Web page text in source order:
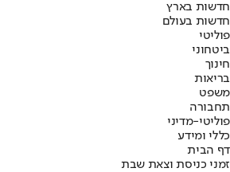
חדשות בארץ
חדשות בעולם
פוליטי
ביטחוני
חינוך
בריאות
משפט
תחבורה
פוליטי-מדיני
כללי ומידע
דף הבית
זמני כניסת וצאת שבת